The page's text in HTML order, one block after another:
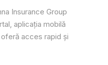
Insurance Group
aplicația mobilă
acces rapid și